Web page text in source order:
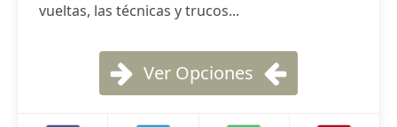
vueltas, las técnicas y trucos...
Ver Opciones